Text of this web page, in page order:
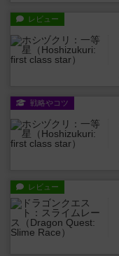
レビュー
戦略やコツ
レビュー